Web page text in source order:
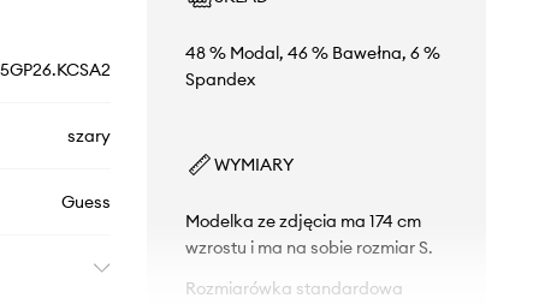
szary
Guess
48 % Modal, 46 % Bawełna, 6 %
Spandex
WYMIARY
Modelka ze zdjęcia ma 174 cm
wzrostu i ma na sobie rozmiar S.
Rozmiarówka standardowa